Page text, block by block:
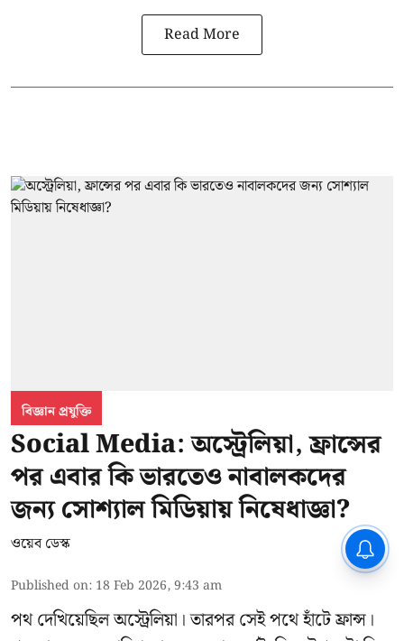
Read More
বিজ্ঞান প্রযুক্তি
Social Media: অস্ট্রেলিয়া, ফ্রান্সের
পর এবার কি ভারতেও নাবালকদের
জন্য সোশ্যাল মিডিয়ায় নিষেধাজ্ঞা?
ওয়েব ডেস্ক
Published on: 18 Feb 2026, 9:43 am
পথ দেখিয়েছিল অস্ট্রেলিয়া। তারপর সেই পথে হাঁটে ফ্রান্স।